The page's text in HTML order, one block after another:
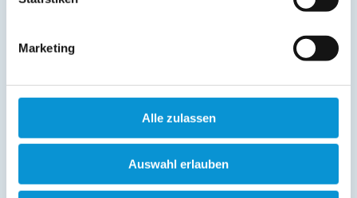
Marketing
Alle zulassen
Auswahl erlauben
Meerseite. Wohn-/Schlafraum mit großem Doppelbett (2m x
2m), für eine Kind bis 12 Jahre steht eine gemütliche
Einbauküche mit Ceran-Kochfeld, moderner Backofen,
Heißwasserbereiter, Toaster etc., Computer mit WLAN-
Internetzugang, großer Flachbildfernseher.
weiterlesen